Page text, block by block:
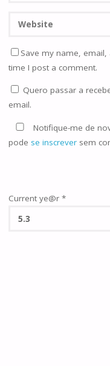
Save my name,
time I post a comment.
Quero passar a
email.
Notifique-me de
pode se inscreversem
Current ye@r *